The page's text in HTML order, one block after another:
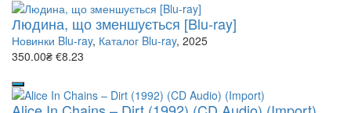
Людина, що зменшується [Blu-ray]
Новинки Blu-ray, Каталог Blu-ray, 2025
350.00₴ €8.23